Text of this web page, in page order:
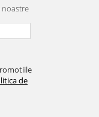
noastre
de